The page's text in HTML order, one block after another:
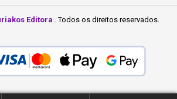
Editora . Todos os direitos reservados.